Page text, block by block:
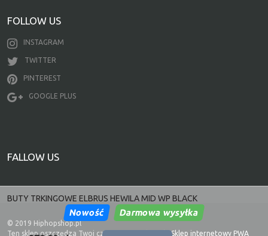
BUTY TRKINGOWE ELBRUS HEWILA MID WP BLACK
Nowość Darmowa wysyłka
FOLLOW US
INSTAGRAM
TWITTER
PINTEREST
GOOGLE PLUS
FALLOW US
© 2019 Hiphopshop.pl
Ten sklep oszczędza Twoj czas i zużycie danych.Sklep internetowy PWA